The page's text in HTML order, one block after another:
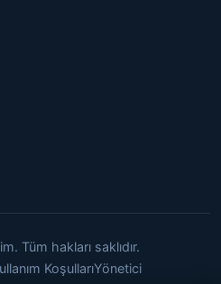
Tüm hakları saklıdır.
KoşullarıYönetici